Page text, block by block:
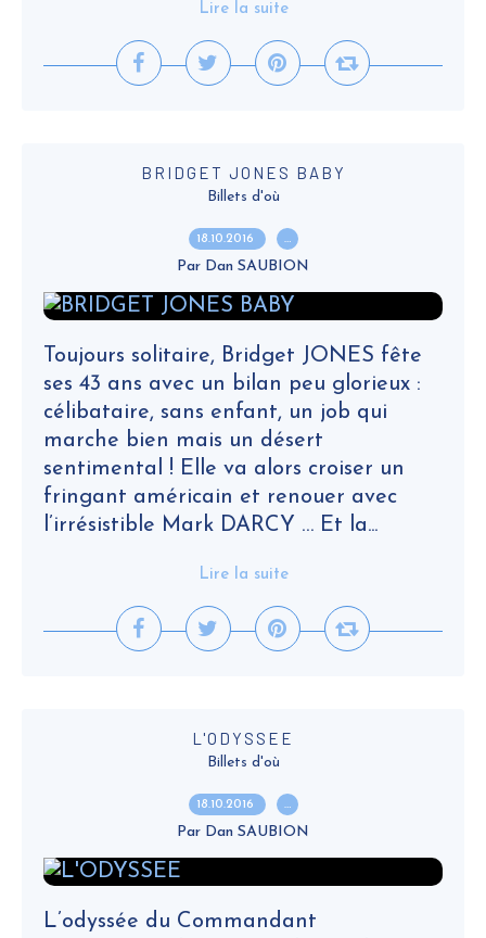
Lire la suite
BRIDGET JONES BABY
Billets d'où
18.10.2016 …
Par Dan SAUBION
Toujours solitaire, Bridget JONES fête
ses 43 ans avec un bilan peu glorieux :
célibataire, sans enfant, un job qui
marche bien mais un désert
sentimental ! Elle va alors croiser un
fringant américain et renouer avec
l’irrésistible Mark DARCY … Et la...
Lire la suite
L'ODYSSEE
Billets d'où
18.10.2016 …
Par Dan SAUBION
L’odyssée du Commandant